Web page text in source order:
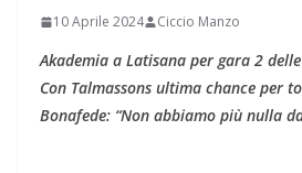
10 Aprile 2024 Ciccio Manzo
Akademia a Latisana per gara 2
Con Talmassons ultima chance per
Bonafede: “Non abbiamo più nulla